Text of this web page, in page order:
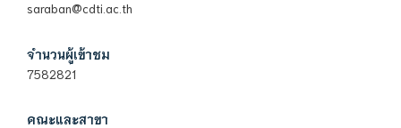
saraban@cdti.ac.th
จำนวนผู้เข้าชม
7582821
คณะและสาขา